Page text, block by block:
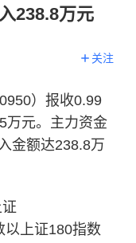
238.8万元
关注
）报收0.99
万元。主力资金
金额达238.8万
以上证180指数